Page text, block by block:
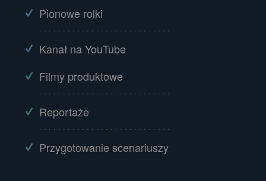
Pionowe rolki
Kanał na YouTube
Filmy produktowe
Reportaże
. . . . . . . . . . . . . . . . . . . . . . . . . . . .
Przygotowanie scenariuszy